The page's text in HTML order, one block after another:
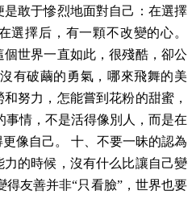
敢于慘烈地面對自己：在選擇
選擇后，有一顆不改變的心。
世界一直如此，很殘酷，卻公
有破繭的勇氣，哪來飛舞的美
努力，怎能嘗到花粉的甜蜜，
事情，不是活得像別人，而是在
像自己。 十、不要一昧的認為
的時候，沒有什么比讓自己變
友善并非“只看臉”，世界也要